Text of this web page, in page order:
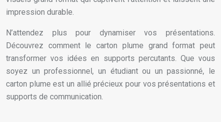
impression durable.
N’attendez plus pour dynamiser vos présentations.
Découvrez comment le carton plume grand format peut
transformer vos idées en supports percutants. Que vous
soyez un professionnel, un étudiant ou un passionné, le
carton plume est un allié précieux pour vos présentations et
supports de communication.